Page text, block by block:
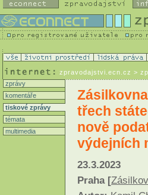
zpravodajstvi.ecn.cz >
zprávy
komentáře
tiskové zprávy
témata
multimedia
třech
nově
výdejních
23.3.2023
Praha [